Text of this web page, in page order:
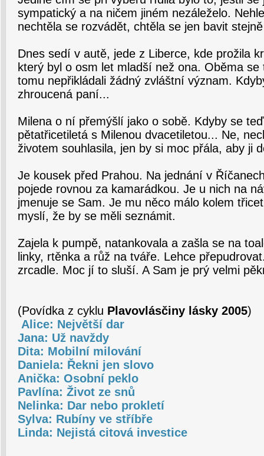
sympatický a na ničem jiném nezáleželo.
nechtěla se rozvádět, chtěla se jen bavit
Dnes sedí v autě, jede z Liberce, kde prožila
který byl o osm let mladší než ona. Oběma se
tomu nepřikládali žádný zvláštní význam.
zhroucená paní...
Milena o ní přemýšlí jako o sobě. Kdyby se
pětatřicetiletá s Milenou dvacetiletou... Ne,
životem souhlasila, jen by si moc přála, aby ji
Je kousek před Prahou. Na jednání v
pojede rovnou za kamarádkou. Je u nich na
jmenuje se Sam. Je mu něco málo kolem
myslí, že by se měli seznámit.
Zajela k pumpě, natankovala a zašla se na
linky, rtěnka a růž na tváře. Lehce
zrcadle. Moc jí to sluší. A Sam je prý velmi
(Povídka z cyklu Plavovlásčiny lásky 2005)
Alice: Největší dar
Jana: Už navždy
Dita: Mobilní milování
Daniela: Řekni jen slovo
Anička: Osobní peklo
Pavlína: Život ze snů
Nelinka: Dar nebo prokletí
Sylva: Rubíny ve stříbře
Linda: Nejistá citová investice